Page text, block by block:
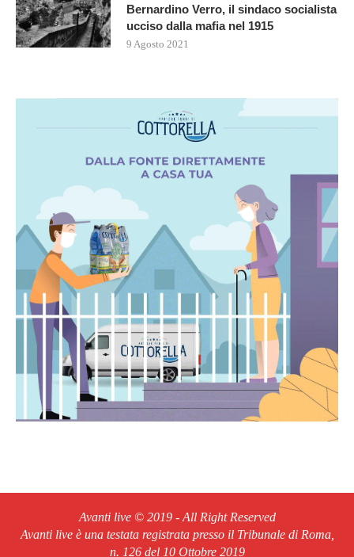
Bernardino Verro, il sindaco socialista
ucciso dalla mafia nel 1915
9 Agosto 2021
Avanti live © 2019 - All Right Reserved
Avanti live è una testata registrata presso il Tribunale di Roma,
n. 126 del 10 Ottobre 2019